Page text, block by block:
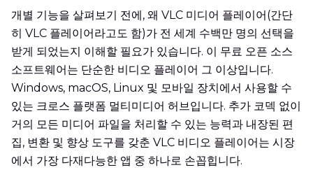
개별 기능을 살펴보기 전에, 왜 VLC 미디어 플레이어(간단
히 VLC 플레이어라고도 함)가 전 세계 수백만 명의 선택을
받게 되었는지 이해할 필요가 있습니다. 이 무료 오픈 소스
소프트웨어는 단순한 비디오 플레이어 그 이상입니다.
Windows, macOS, Linux 및 모바일 장치에서 사용할 수
있는 크로스 플랫폼 멀티미디어 허브입니다. 추가 코덱 없이
거의 모든 미디어 파일을 처리할 수 있는 능력과 내장된 편
집, 변환 및 향상 도구를 갖춘 VLC 비디오 플레이어는 시장
에서 가장 다재다능한 앱 중 하나로 손꼽힙니다.